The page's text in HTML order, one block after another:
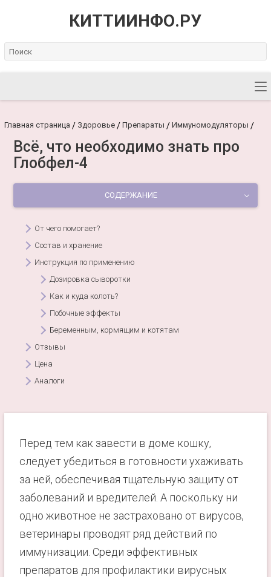
КИТТИИНФО.РУ
Главная страница / Здоровье/ Препараты / Иммуномодуляторы /
Всё, что необходимо знать про
Глобфел-4
СОДЕРЖАНИЕ
От чего помогает?
Состав и хранение
Инструкция по применению
Дозировка сыворотки
Как и куда колоть?
Побочные эффекты
Беременным, кормящим и котятам
Отзывы
Цена
Аналоги
Перед тем как завести в доме кошку,
следует убедиться в готовности ухаживать
за ней, обеспечивая тщательную защиту от
заболеваний и вредителей. А поскольку ни
одно животное не застраховано от вирусов,
ветеринары проводят ряд действий по
иммунизации. Среди эффективных
препаратов для профилактики вирусных